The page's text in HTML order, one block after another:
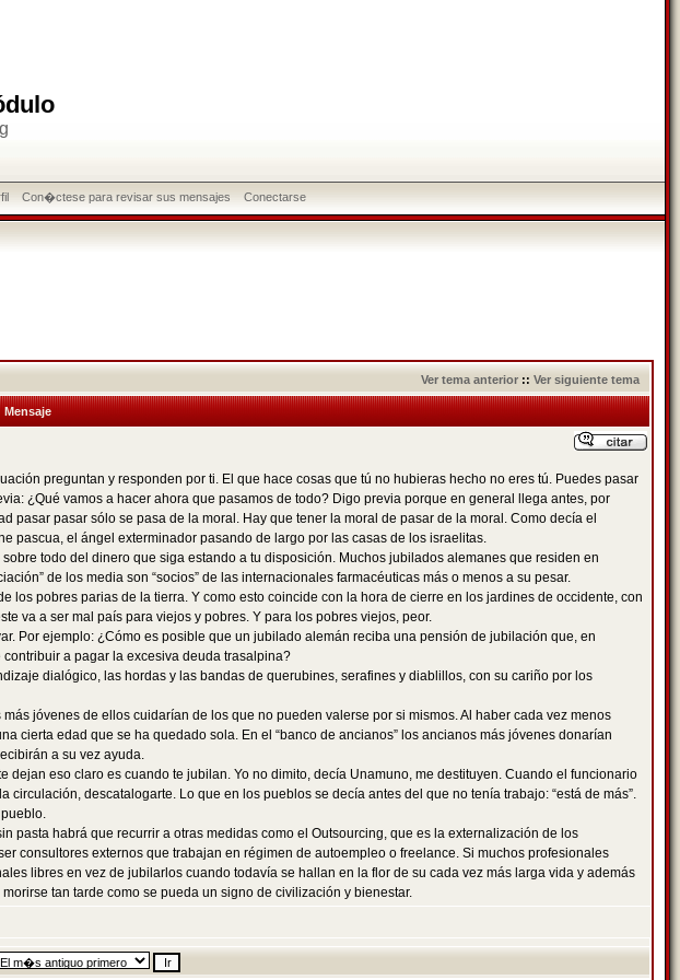
Con�ctese para revisar sus mensajes Conectarse
Ver tema anterior :: Ver siguiente tema
Mensaje
preguntan y responden por ti. El que hace cosas que tú no hubieras hecho no eres tú. Puedes pasar
¿Qué vamos a hacer ahora que pasamos de todo? Digo previa porque en general llega antes, por
pasar sólo se pasa de la moral. Hay que tener la moral de pasar de la moral. Como decía el
pascua, el ángel exterminador pasando de largo por las casas de los israelitas.
todo del dinero que siga estando a tu disposición. Muchos jubilados alemanes que residen en
de los media son “socios” de las internacionales farmacéuticas más o menos a su pesar.
pobres parias de la tierra. Y como esto coincide con la hora de cierre en los jardines de occidente, con
va a ser mal país para viejos y pobres. Y para los pobres viejos, peor.
Por ejemplo: ¿Cómo es posible que un jubilado alemán reciba una pensión de jubilación que, en
a pagar la excesiva deuda trasalpina?
dialógico, las hordas y las bandas de querubines, serafines y diablillos, con su cariño por los
jóvenes de ellos cuidarían de los que no pueden valerse por si mismos. Al haber cada vez menos
cierta edad que se ha quedado sola. En el “banco de ancianos” los ancianos más jóvenes donarían
a su vez ayuda.
eso claro es cuando te jubilan. Yo no dimito, decía Unamuno, me destituyen. Cuando el funcionario
descatalogarte. Lo que en los pueblos se decía antes del que no tenía trabajo: “está de más”.
pasta habrá que recurrir a otras medidas como el Outsourcing, que es la externalización de los
consultores externos que trabajan en régimen de autoempleo o freelance. Si muchos profesionales
libres en vez de jubilarlos cuando todavía se hallan en la flor de su cada vez más larga vida y además
tan tarde como se pueda un signo de civilización y bienestar.